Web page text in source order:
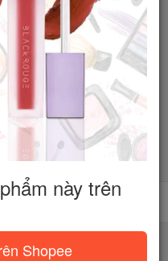
này trên
Shopee